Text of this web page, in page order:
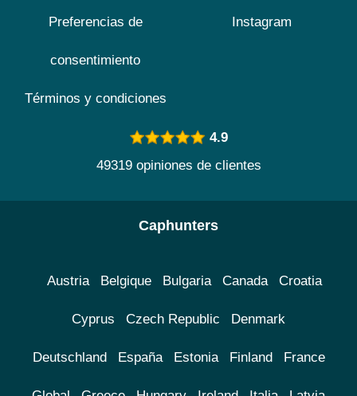
Preferencias de
consentimiento
Términos y condiciones
Instagram
4.9
49319 opiniones de clientes
Caphunters
Austria Belgique Bulgaria Canada Croatia
Cyprus Czech Republic Denmark
Deutschland España Estonia Finland France